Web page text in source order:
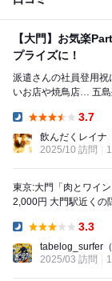
【大門】お気楽
プライズに！
派遣さんの社員登用祝に利用♥ これまで、大門周辺で
いお店や焼鳥店… 五島列島、高知(わらやき)のお店… 瀬戸内の美味しい
3.7
飲んだくレイナ
2025/10 訪問
東京:大門「肉とワイン bonanza」 食べログ
3.3
tabelog_surfer
2025/03 訪問